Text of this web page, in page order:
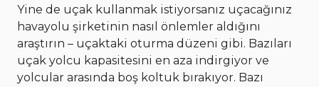
Yine de uçak kullanmak istiyorsanız uçacağınız
havayolu şirketinin nasıl önlemler aldığını
araştırın – uçaktaki oturma düzeni gibi. Bazıları
uçak yolcu kapasitesini en aza indirgiyor ve
yolcular arasında boş koltuk bırakıyor. Bazı